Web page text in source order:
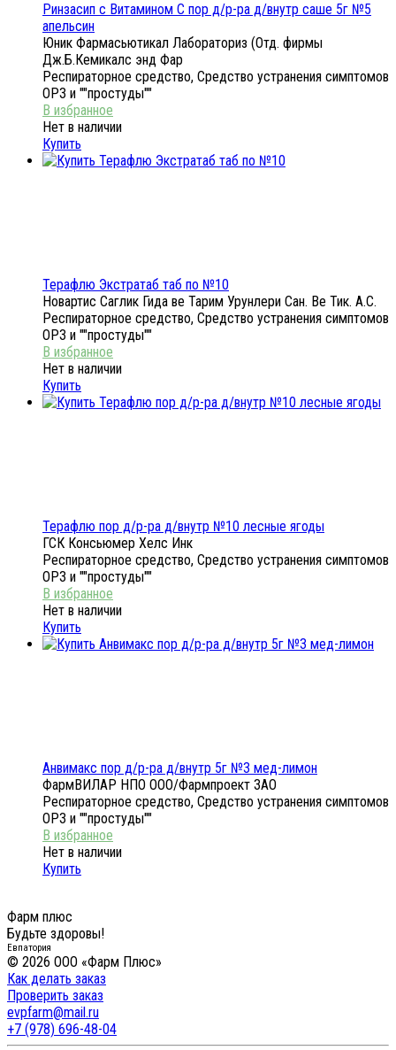
Ринзасип с Витамином С пор д/р-ра д/внутр саше 5г №5
апельсин
Юник Фармасьютикал Лабораториз (Отд. фирмы
Дж.Б.Кемикалс энд Фар
Респираторное средство, Средство устранения симптомов
ОРЗ и ""простуды""
Нет в наличии
Купить
Терафлю Экстратаб таб по №10
Новартис Саглик Гида ве Тарим Урунлери Сан. Ве Тик. А.С.
Респираторное средство, Средство устранения симптомов
ОРЗ и ""простуды""
Нет в наличии
Купить
Терафлю пор д/р-ра д/внутр №10 лесные ягоды
ГСК Консьюмер Хелс Инк
Респираторное средство, Средство устранения симптомов
ОРЗ и ""простуды""
Нет в наличии
Купить
Анвимакс пор д/р-ра д/внутр 5г №3 мед-лимон
ФармВИЛАР НПО ООО/Фармпроект ЗАО
Респираторное средство, Средство устранения симптомов
ОРЗ и ""простуды""
Нет в наличии
Купить
Фарм плюс
Будьте здоровы!
Евпатория
© 2026 ООО «Фарм Плюс»
Как делать заказ
Проверить заказ
evpfarm@mail.ru
+7 (978) 696-48-04